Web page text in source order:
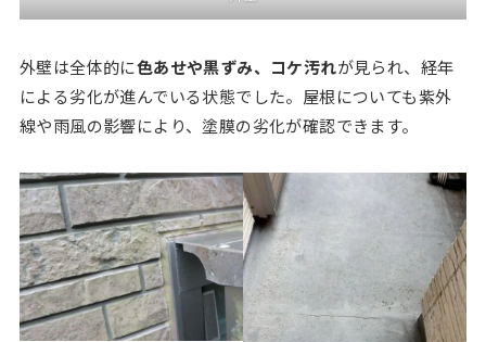
外壁は全体的に色あせや黒ずみ、コケ汚れが見られ、経年
による劣化が進んでいる状態でした。屋根についても紫外
線や雨風の影響により、塗膜の劣化が確認できます。